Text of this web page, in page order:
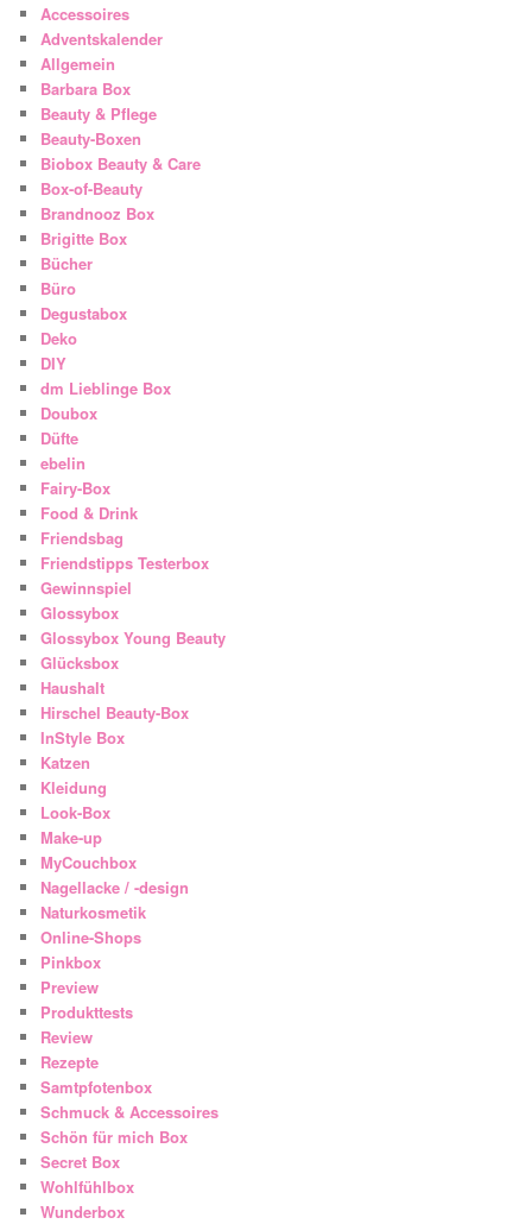
Accessoires
Adventskalender
Allgemein
Barbara Box
Beauty & Pflege
Beauty-Boxen
Biobox Beauty & Care
Box-of-Beauty
Brandnooz Box
Brigitte Box
Bücher
Büro
Degustabox
Deko
DIY
dm Lieblinge Box
Doubox
Düfte
ebelin
Fairy-Box
Food & Drink
Friendsbag
Friendstipps Testerbox
Gewinnspiel
Glossybox
Glossybox Young Beauty
Glücksbox
Haushalt
Hirschel Beauty-Box
InStyle Box
Katzen
Kleidung
Look-Box
Make-up
MyCouchbox
Nagellacke / -design
Naturkosmetik
Online-Shops
Pinkbox
Preview
Produkttests
Review
Rezepte
Samtpfotenbox
Schmuck & Accessoires
Schön für mich Box
Secret Box
Wohlfühlbox
Wunderbox